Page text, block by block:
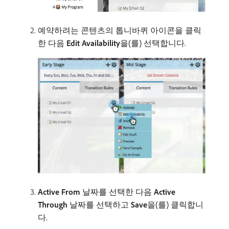
예약하려는 콘텐츠의 톱니바퀴 아이콘을 클릭
한 다음 Edit Availability​을(를) 선택합니다.
Active From 날짜를 선택한 다음 Active
Through 날짜를 선택하고 Save​을(를) 클릭합니
다.